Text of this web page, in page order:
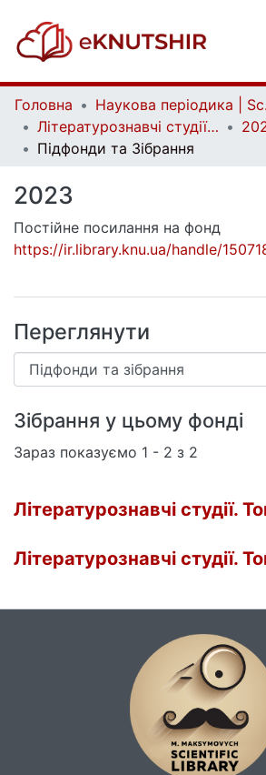
Головна
Літературознавчі студії | Literary Studies
Підфонди та Зібрання
2023
Постійне посилання на фонд
https://ir.library.knu.ua/handle/
Переглянути
Зібрання у цьому фонді
Зараз показуємо 1 - 2 з 2
Літературознавчі студії.
Літературознавчі студії.